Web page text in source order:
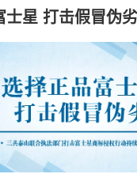
士星 打击假冒伪劣